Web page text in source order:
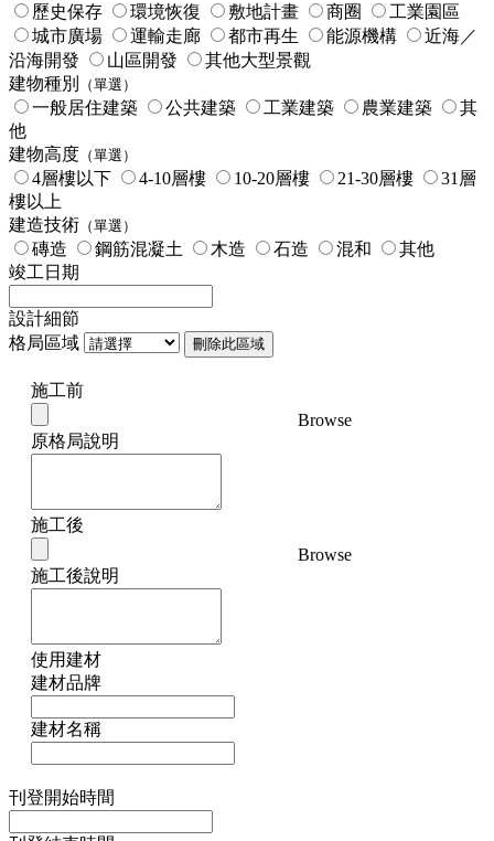
歷史保存
環境恢復 敷地計畫 商圈
工業園區
城市廣場
運輸走廊 都市再生 能源機構
近海／
沿海開發
山區開發
其他大型景觀
建物種別
（單選）
一般居住建築 公共建築 工業建築 農業建築
其
他
建物高度 （單選）
4層樓以下 4-10層樓 10-20層樓 21-30層樓
31層
樓以上
建造技術 （單選）
磚造 鋼筋混凝土 木造 石造 混和
其他
竣工日期
設計細節
格局區域
刪除此區域
施工前
Browse
原格局說明
施工後
Browse
施工後說明
使用建材
建材品牌
建材名稱
刊登開始時間